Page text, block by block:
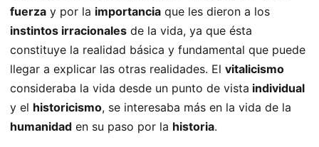
fuerza y por la importancia que les dieron a los
instintos irracionales de la vida, ya que ésta
constituye la realidad básica y fundamental que puede
llegar a explicar las otras realidades. El vitalicismo
consideraba la vida desde un punto de vista individual
y el historicismo, se interesaba más en la vida de la
humanidad en su paso por la historia.